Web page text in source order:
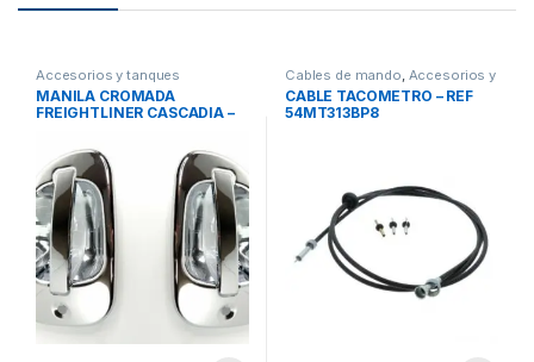
Accesorios y tanques
reservorios,Manillas
MANILA CROMADA
FREIGHTLINER CASCADIA –
Cables de mando Accesorios y
tanques reservorios
CABLE TACOMETRO – REF
54MT313BP8